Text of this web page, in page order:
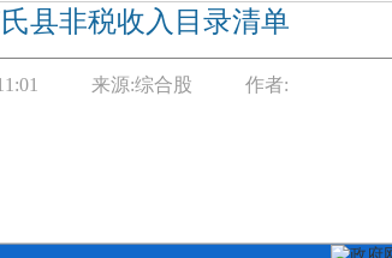
县非税收入目录清单
来源:综合股 作者: